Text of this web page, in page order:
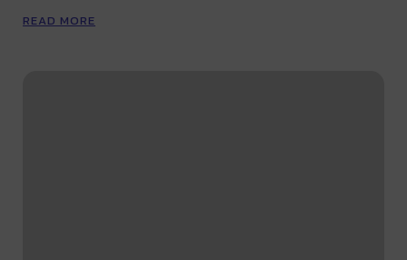
READ MORE